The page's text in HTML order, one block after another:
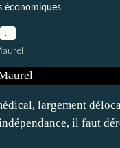
économiques
largement
il faut